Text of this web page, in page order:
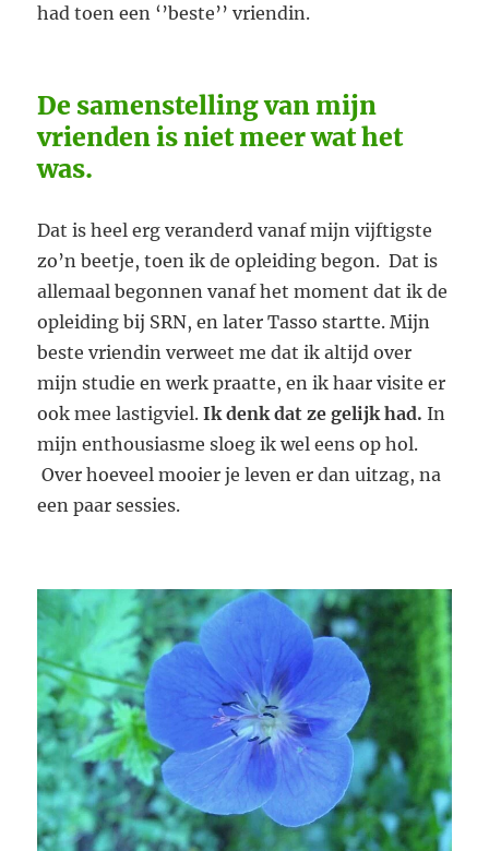
had toen een ‘’beste’’ vriendin.
De samenstelling van mijn
vrienden is niet meer wat het
was.
Dat is heel erg veranderd vanaf mijn vijftigste
zo’n beetje, toen ik de opleiding begon. Dat is
allemaal begonnen vanaf het moment dat ik de
opleiding bij SRN, en later Tasso startte. Mijn
beste vriendin verweet me dat ik altijd over
mijn studie en werk praatte, en ik haar visite er
ook mee lastigviel.Ik denk dat ze gelijk had. In
mijn enthousiasme sloeg ik wel eens op hol.
Over hoeveel mooier je leven er dan uitzag, na
een paar sessies.